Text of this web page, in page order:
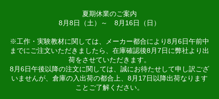
夏期休業のご案内
8月8日（土）～ 8月16日（日）
※工作・実験教材に関しては、メーカー都合により8月6日午前中
までにご注文いただきましたら、在庫確認後8月7日に弊社より出
荷をさせていただきます。
8月6日午後以降の注文に関しては、誠にお待たせして申し訳ござ
いませんが、倉庫の入出荷の都合上、8月17日以降出荷なります
ことご了解ください。